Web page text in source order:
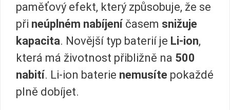
paměťový efekt, který způsobuje, že se
při neúplném nabíjení časem snižuje
kapacita. Novější typ baterií je Li-ion,
která má životnost přibližně na 500
nabití. Li-ion baterie nemusíte pokaždé
plně dobíjet.